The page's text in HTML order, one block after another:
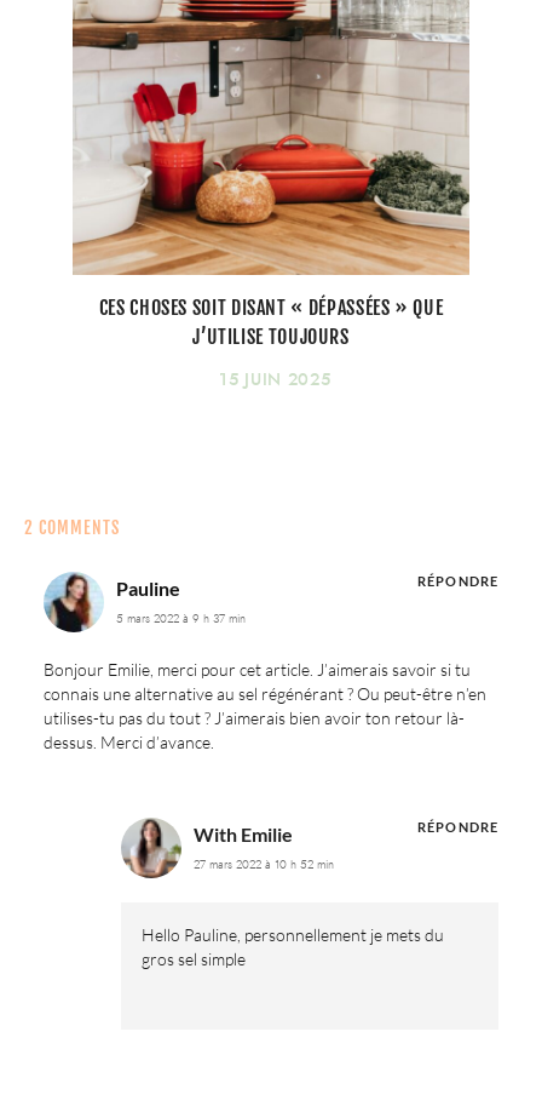
CES CHOSES SOIT DISANT « DÉPASSÉES » QUE
J’UTILISE TOUJOURS
15 JUIN 2025
2 COMMENTS
Pauline
5 mars 2022 à 9 h 37 min
Bonjour Emilie, merci pour cet article. J’aimerais savoir si tu
connais une alternative au sel régénérant ? Ou peut-être n’en
utilises-tu pas du tout ? J’aimerais bien avoir ton retour là-
dessus. Merci d’avance.
RÉPONDRE
With Emilie
27 mars 2022 à 10 h 52 min
Hello Pauline, personnellement je mets du
gros sel simple
RÉPONDRE